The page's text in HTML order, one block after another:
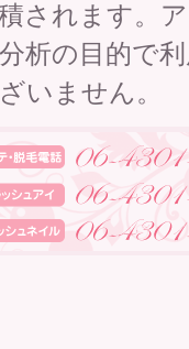
されます。
析の目的で
いません。